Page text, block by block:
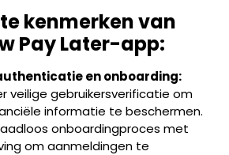
kenmerken van
Pay Later-app:
en onboarding:
veilige gebruikersverificatie om
informatie te beschermen.
onboardingproces met
om aanmeldingen te